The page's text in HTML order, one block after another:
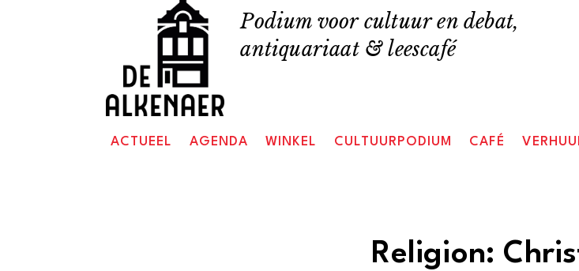
Podium voor cultuur en debat,
antiquariaat & leescafé
ACTUEEL AGENDA WINKEL CULTUURPODIUM CAFÉ
Religion: